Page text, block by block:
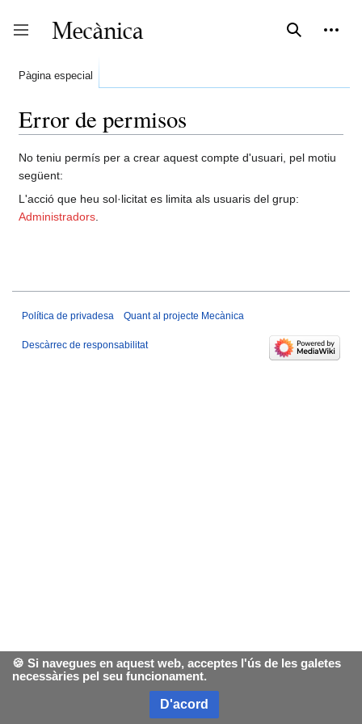
contingut
Mostra o oculta la barra lateral Cerca
Pàgina especial
Error de permisos
No teniu permís per a crear aquest compte d'usuari, pel motiu
següent:
L'acció que heu sol·licitat es limita als usuaris del grup:
Administradors
🍪 Si navegues en aquest web, acceptes l'ús de les galetes
necessàries pel seu funcionament.
D'acord
Política de privadesa Quant al projecte Mecànica
Descàrrec de responsabilitat